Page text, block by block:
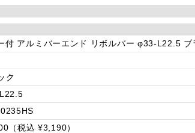
付 アルミバーエンド リボルバー φ33-L22.5 ブ
ク
（税込 ¥3,190）